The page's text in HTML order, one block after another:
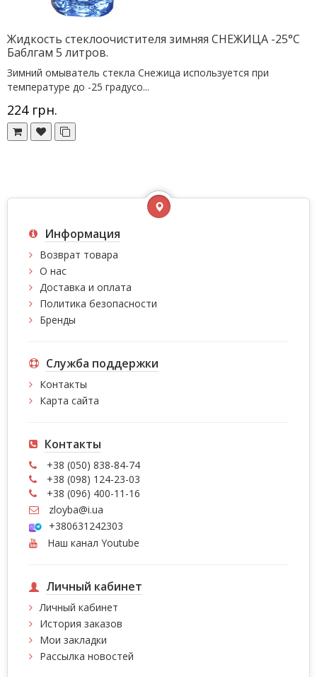
Жидкость стеклоочистителя зимняя СНЕЖИЦА -25°C
Баблгам 5 литров.
Зимний омыватель стекла Снежица используется при
температуре до -25 градусо...
224 грн.
Информация
Возврат товара
О нас
Доставка и оплата
Политика безопасности
Бренды
Служба поддержки
Контакты
Карта сайта
Контакты
+38 (050) 838-84-74
+38 (098) 124-23-03
+38 (096) 400-11-16
zloyba@i.ua
+380631242303
Наш канал Youtube
Личный кабинет
Личный кабинет
История заказов
Мои закладки
Рассылка новостей